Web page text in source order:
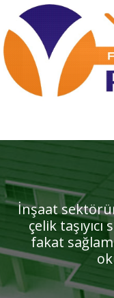
İnşaat
çelik
fakat